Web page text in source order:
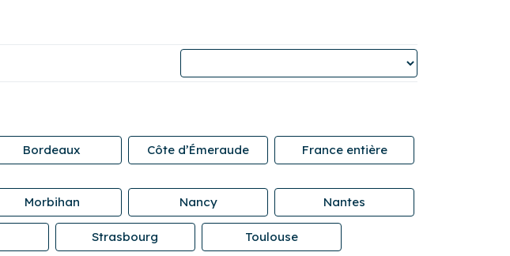
Bordeaux Côte d’Émeraude France entière
Morbihan Nancy Nantes
Strasbourg Toulouse